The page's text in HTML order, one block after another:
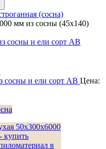
(сосна)
мм из сосны (45х140)
сосны и ели сорт АВ
сосны и ели сорт АВ Цена: